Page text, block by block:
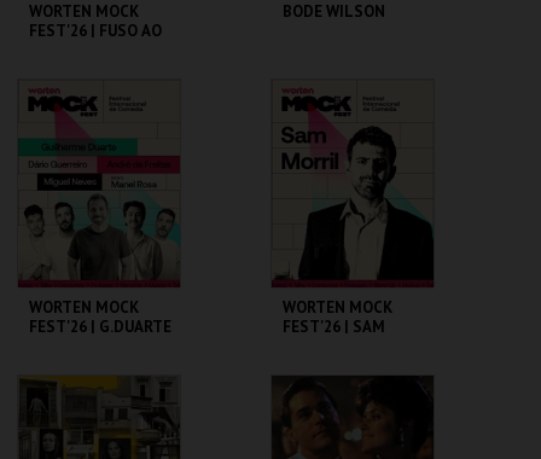
WORTEN MOCK
FEST'26 | FUSO AO
CINEMA SÃO JORGE .
MAIS INFO
BODE WILSON
CAPITÓLIO.
MAIS INFO
COMPRAR
WORTEN MOCK
FEST'26 | G.DUARTE
M.ROSA
CINEMA SÃO JORGE .
WORTEN MOCK
FEST'26 | SAM
CINEMA SÃO JORGE .